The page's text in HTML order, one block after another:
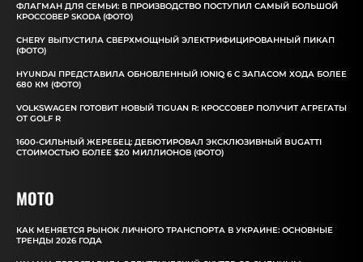
ФЛАГМАН ДЛЯ СЕМЬИ: В ПРОИЗВОДСТВО ПОСТУПИЛ САМЫЙ БОЛЬШОЙ
КРОССОВЕР SKODA (ФОТО)
CHERY ВЫПУСТИЛА СВЕРХМОЩНЫЙ ЭЛЕКТРИФИЦИРОВАННЫЙ ПИКАП
(ФОТО)
HYUNDAI ПРЕДСТАВИЛА ОБНОВЛЕННЫЙ IONIQ 6 С ЗАПАСОМ ХОДА БОЛЕЕ
680 КМ (ФОТО)
VOLKSWAGEN ГОТОВИТ НОВЫЙ TIGUAN R: КРОССОВЕР ПОЛУЧИТ АГРЕГАТЫ
ОТ GOLF R
1600-СИЛЬНЫЙ ЖЕРЕБЕЦ: ДЕБЮТИРОВАЛ ЭКСКЛЮЗИВНЫЙ BUGATTI
СТОИМОСТЬЮ БОЛЕЕ $20 МИЛЛИОНОВ (ФОТО)
MOTO
КАК МЕНЯЕТСЯ РЫНОК ЛИЧНОГО ТРАНСПОРТА В УКРАИНЕ: ОСНОВНЫЕ
ТРЕНДЫ 2026 ГОДА